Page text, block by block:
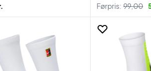
Førpris: 99,00